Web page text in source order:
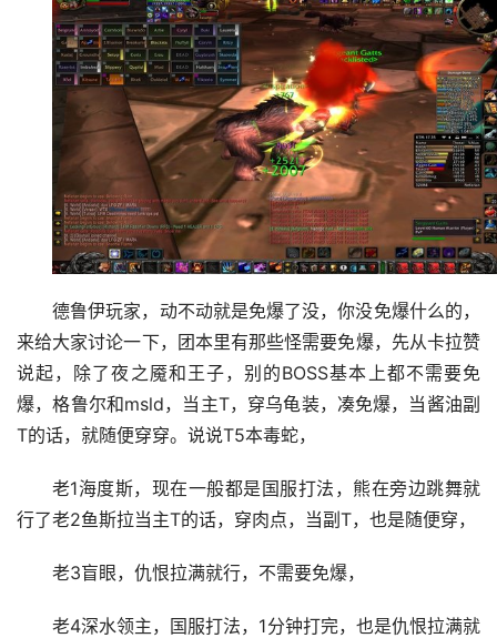
德鲁伊玩家，动不动就是免爆了没，你没免爆什么的，
来给大家讨论一下，团本里有那些怪需要免爆，先从卡拉赞
说起，除了夜之魇和王子，别的BOSS基本上都不需要免
爆，格鲁尔和msld，当主T，穿乌龟装，凑免爆，当酱油副
T的话，就随便穿穿。说说T5本毒蛇，
老1海度斯，现在一般都是国服打法，熊在旁边跳舞就
行了老2鱼斯拉当主T的话，穿肉点，当副T，也是随便穿，
老3盲眼，仇恨拉满就行，不需要免爆，
老4深水领主，国服打法，1分钟打完，也是仇恨拉满就